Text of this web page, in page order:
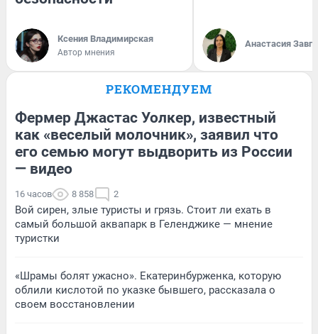
Ксения Владимирская
Автор мнения
Анастасия
РЕКОМЕНДУЕМ
Фермер Джастас Уолкер, известный
как «веселый молочник», заявил что
его семью могут выдворить из России
— видео
16 часов 8 858 2
Вой сирен, злые туристы и грязь. Стоит ли ехать в
самый большой аквапарк в Геленджике — мнение
туристки
«Шрамы болят ужасно». Екатеринбурженка, которую
облили кислотой по указке бывшего, рассказала о
своем восстановлении